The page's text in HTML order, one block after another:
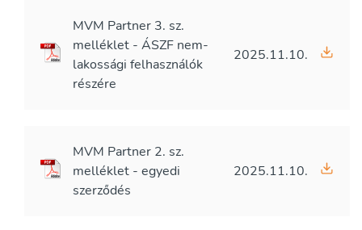
MVM Partner 3. sz.
melléklet - ÁSZF nem-
lakossági felhasználók
részére
2025.11.10.
MVM Partner 2. sz.
melléklet - egyedi
szerződés
2025.11.10.